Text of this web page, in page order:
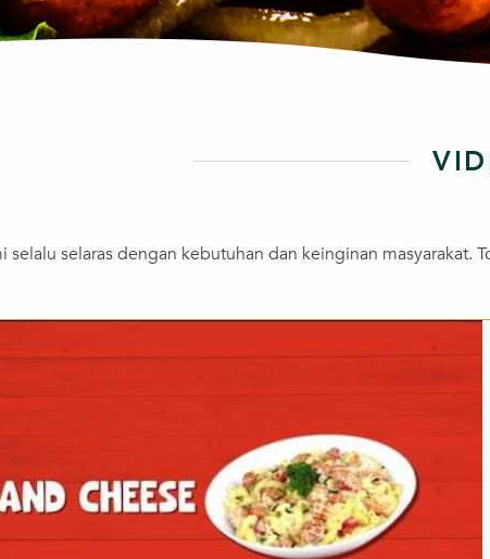
selalu selaras dengan kebutuhan dan keinginan